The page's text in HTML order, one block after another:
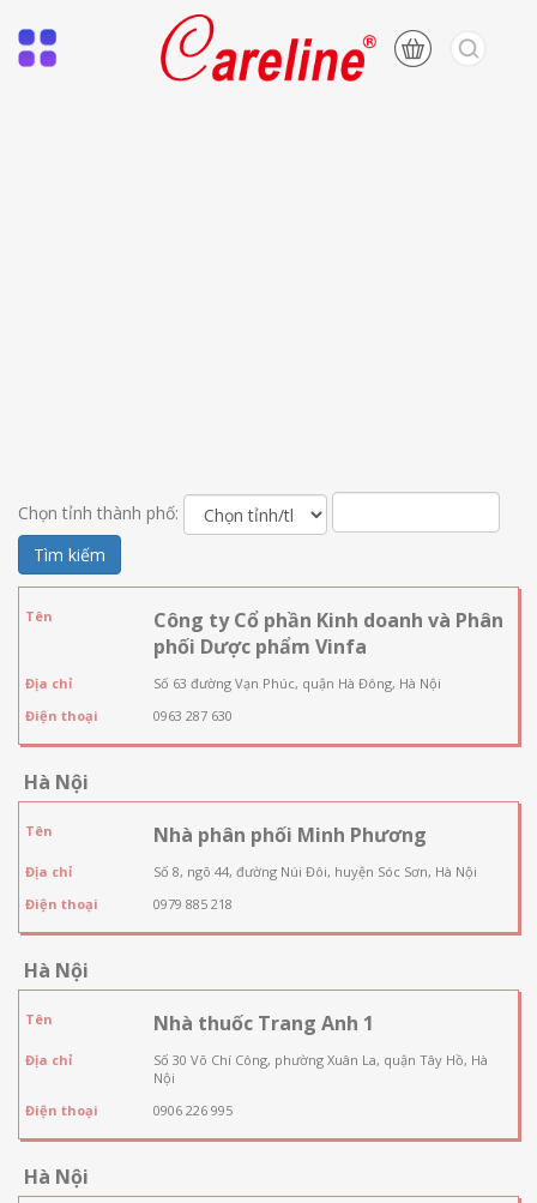
Chọn tỉnh thành phố:
Tìm kiếm
Tên
Công ty Cổ phần Kinh doanh và Phân
phối Dược phẩm Vinfa
Địa chỉ
Số 63 đường Vạn Phúc, quận Hà Đông, Hà Nội
Điện thoại
0963 287 630
Hà Nội
Tên Nhà phân phối Minh Phương
Địa chỉ
Số 8, ngõ 44, đường Núi Đôi, huyện Sóc Sơn, Hà Nội
Điện thoại
0979 885 218
Hà Nội
Tên Nhà thuốc Trang Anh 1
Địa chỉ
Số 30 Võ Chí Công, phường Xuân La, quận Tây Hồ, Hà
Nội
Điện thoại
0906 226 995
Hà Nội